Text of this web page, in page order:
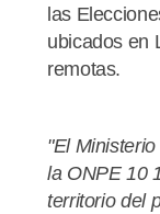
las
ubicados en
remotas.
"El
la ONPE 10
territorio del